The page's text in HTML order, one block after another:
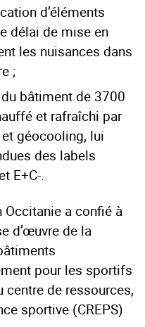
d’éléments
délai de mise en
les nuisances dans
;
du bâtiment de 3700
et rafraîchi par
géocooling, lui
des labels
E+C-.
Occitanie a confié à
d’œuvre de la
pour les sportifs
centre de ressources,
sportive (CREPS)